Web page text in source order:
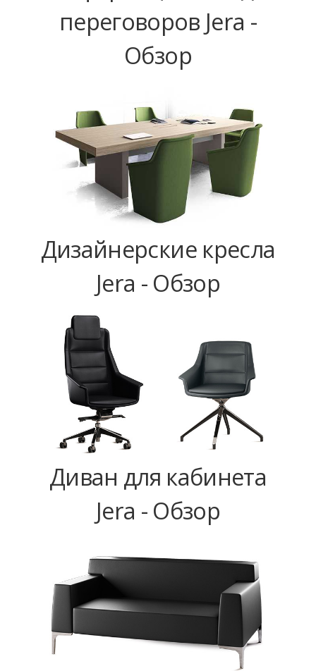
переговоров Jera -
Обзор
Дизайнерские кресла
Jera - Обзор
Диван для кабинета
Jera - Обзор